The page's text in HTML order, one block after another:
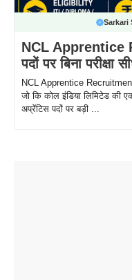
Sarkari
NCL Apprentice
पदों पर बिना परीक्षा
NCL Apprentice
जो कि कोल इंडिया लिमिटेड की
अप्रेंटिस पदों पर बड़ी ...